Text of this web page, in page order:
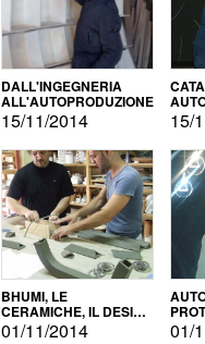
DALL'INGEGNERIA
ALL'AUTOPRODUZIONE
15/11/2014 15/
BHUMI, LE
CERAMICHE, IL DESIGN
E L'AUTOPRODUZIONE
01/11/2014 01/